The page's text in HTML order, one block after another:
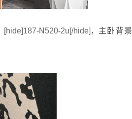
[hide]187-N520-2u[/hide]， 主卧背景